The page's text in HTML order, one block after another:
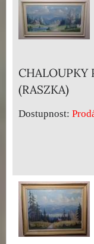
CHALOUPKY
(RASZKA)
Dostupnost: